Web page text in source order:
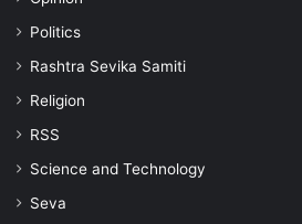
Politics
Rashtra Sevika Samiti
Religion
RSS
Science and Technology
Seva